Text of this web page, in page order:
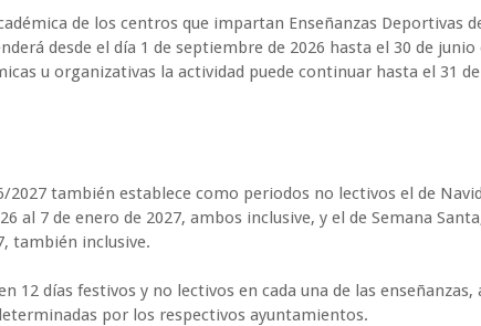
de los centros que impartan Enseñanzas Deportivas
desde el día 1 de septiembre de 2026 hasta el 30 de junio
u organizativas la actividad puede continuar hasta el 31
2027 también establece como periodos no lectivos el de
al 7 de enero de 2027, ambos inclusive, y el de Semana
también inclusive.
12 días festivos y no lectivos en cada una de las enseñanzas,
por los respectivos ayuntamientos.